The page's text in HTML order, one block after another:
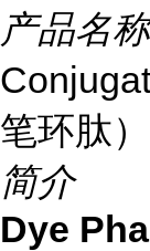
产品名称
笔环肽）
简介
Dye